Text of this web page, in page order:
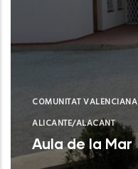
COMUNITAT VALENCIANA
ALICANTE/ALACANT
Aula de la Mar